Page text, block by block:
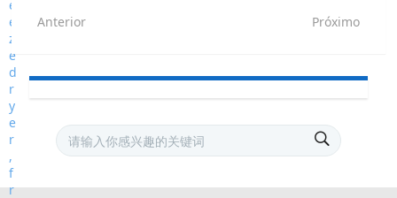
Anterior Próximo